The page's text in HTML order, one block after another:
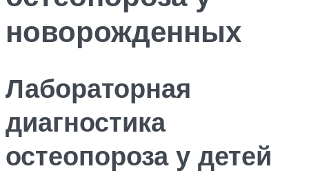
новорожденных
Лабораторная
диагностика
остеопороза у детей